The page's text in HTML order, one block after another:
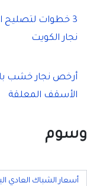
3 خطوات لتصليح
نجار الكويت
أرخص نجار خشب
الأسقف المعلقة
وسوم
أسعار الشباك العادي